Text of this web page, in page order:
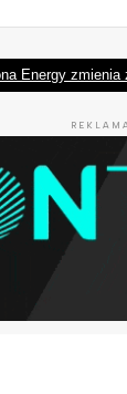
Energy